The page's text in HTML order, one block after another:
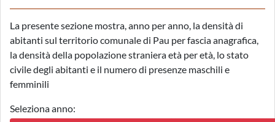
La presente sezione mostra, anno per anno, la densità di
abitanti sul territorio comunale di Pau per fascia anagrafica,
la densità della popolazione straniera età per età, lo stato
civile degli abitanti e il numero di presenze maschili e
femminili
Seleziona anno: